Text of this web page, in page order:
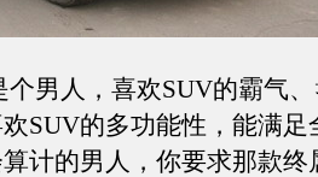
男人，喜欢SUV的霸气、
SUV的多功能性，能满足
计的男人，你要求那款终